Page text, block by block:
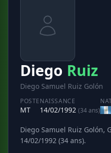
Diego Ruiz
Diego Samuel Ruiz Golón
POSTE
MT
NAISSANCE
14/02/1992 (34 ans)
Diego Samuel Ruiz Golón,
14/02/1992 (34 ans).